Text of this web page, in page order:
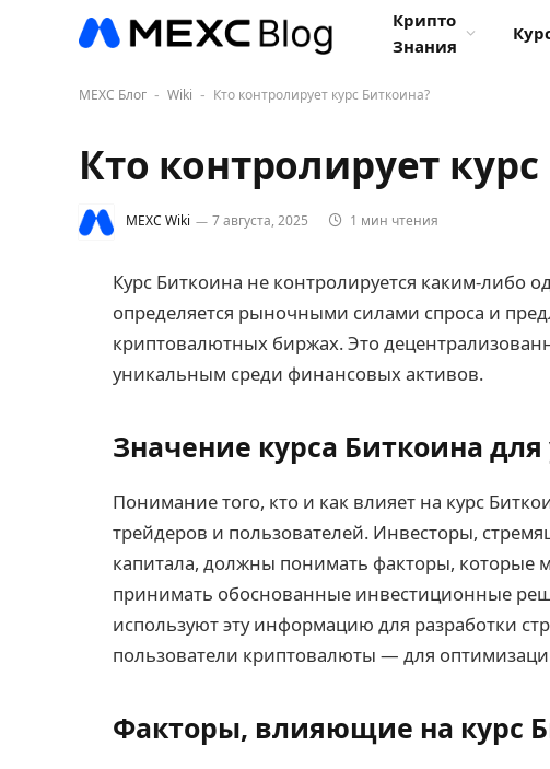
Крипто
Знания
MEXC Блог - Wiki - Кто контролирует курс Биткоина?
Кто контролирует
MEXC Wiki 7 августа, 2025 1 мин чтения
Курс Биткоина не контролируется каким-либо
определяется рыночными силами спроса и
криптовалютных биржах. Это
уникальным среди финансовых активов.
Значение курса Биткоина
Понимание того, кто и как влияет на курс
трейдеров и пользователей. Инвесторы,
капитала, должны понимать факторы, которые
принимать обоснованные инвестиционные
используют эту информацию для разработки
пользователи криптовалюты — для
Факторы, влияющие на курс